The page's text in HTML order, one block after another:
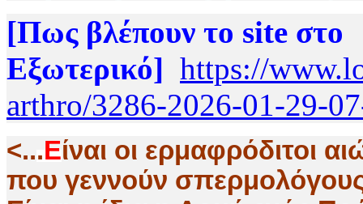
[Πως βλέπουν το site στο
Εξωτερικό] https://
arthro/3286-2026-01-29-
<...Είναι οι ερμαφρόδιτοι
που γεννούν